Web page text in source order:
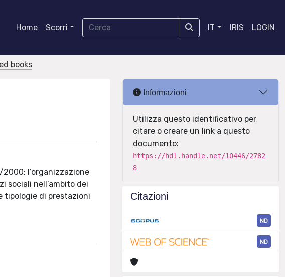
Home Scorri IT IRIS LOGIN
books
l’organizzazione
sociali nell’ambito dei
tipologie di prestazioni
Informazioni
Utilizza questo identificativo per
citare o creare un link a questo
documento:
https://hdl.handle.net/10446/2782
8
Citazioni
ND
ND